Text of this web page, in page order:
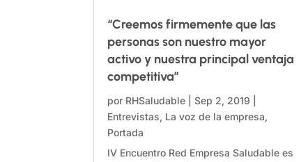
“Creemos firmemente que las
personas son nuestro mayor
activo y nuestra principal ventaja
competitiva”
por RHSaludable |Sep 2, 2019
Entrevistas, La voz de la empresa,
Portada
IV Encuentro Red Empresa Saludable es